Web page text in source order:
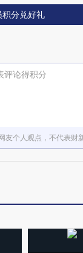
积分兑好礼
评论得积分
友个人观点，不代表财